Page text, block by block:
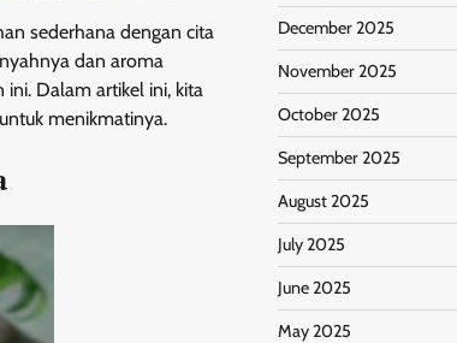
sederhana dengan cita
dan aroma
Dalam artikel ini, kita
menikmatinya.
December 2025
November 2025
October 2025
September 2025
August 2025
July 2025
June 2025
May 2025